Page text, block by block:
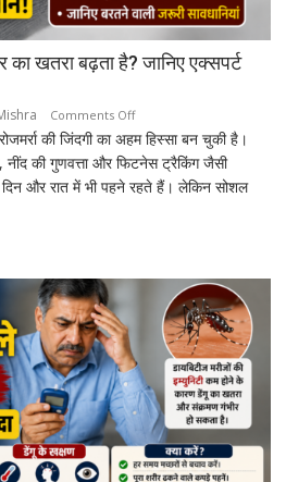
का खतरा बढ़ता है? जानिए एक्सपर्ट
Comments Offon
क्या
स्मार्टवॉच
पहनने
खतरा
एक्सपर्ट
और
रिसर्च
की
पूरी
की जिंदगी का अहम हिस्सा बन चुकी है।
नींद की गुणवत्ता और फिटनेस ट्रैकिंग जैसी
और रात में भी पहने रहते हैं। लेकिन सोशल